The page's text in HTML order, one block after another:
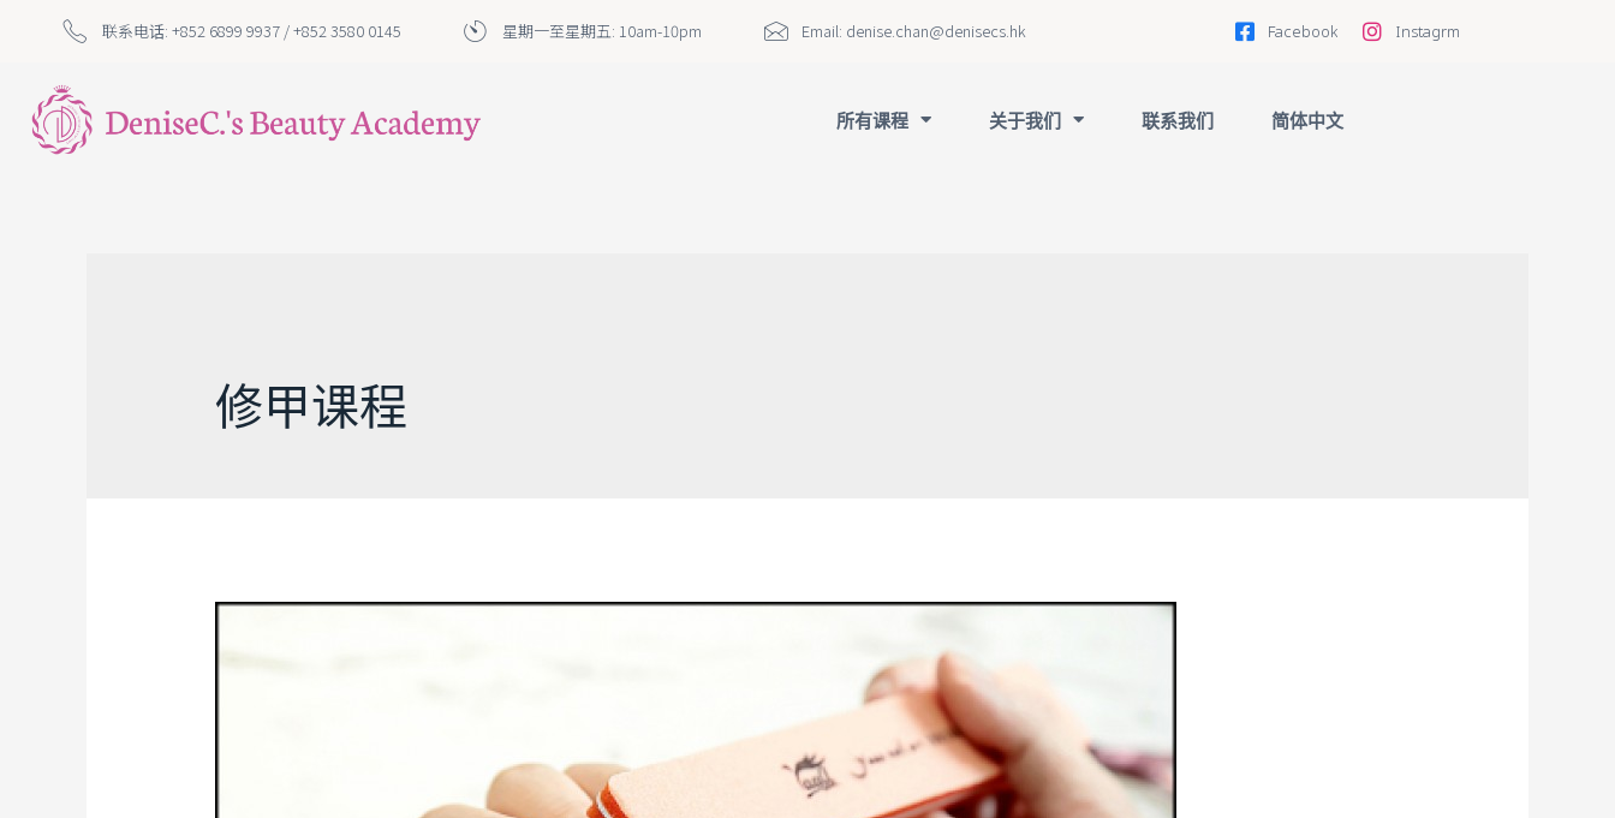
联系电话: +852 6899 9937 / +852 3580 0145 星期一至星期五: 10am-10pm Email: denise.chan@denisecs.hk Facebook Instagrm
所有课程 关于我们 联系我们 简体中文
修甲课程